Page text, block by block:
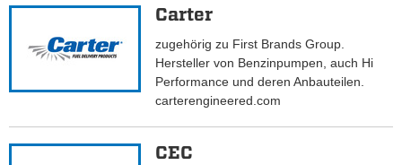
Carter
zugehörig zu First Brands Group.
Hersteller von Benzinpumpen, auch Hi
Performance und deren Anbauteilen.
carterengineered.com
CEC